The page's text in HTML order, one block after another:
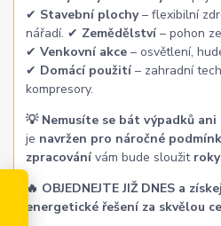
✔ Stavební plochy– flexibilní
nářadí. ✔ Zemědělství– pohon
✔Venkovní akce – osvětlení,
✔ Domácí použití– zahradní
kompresory.
💡 Nemusíte se bát výpadků
je navržen pro náročné
zpracovánívám bude sloužit
🔥 OBJEDNEJTE JIŽ DNES a
energetické řešení za skvělou